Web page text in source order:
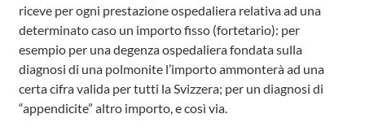
riceve per ogni prestazione ospedaliera relativa ad una
determinato caso un importo fisso (fortetario): per
esempio per una degenza ospedaliera fondata sulla
diagnosi di una polmonite l’importo ammonterà ad una
certa cifra valida per tutti la Svizzera; per un diagnosi di
“appendicite” altro importo, e così via.